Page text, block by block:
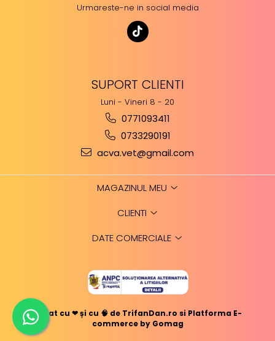
Urmareste-ne in social media
SUPORT CLIENTI
Luni - Vineri 8 - 20
0771093411
0733290191
acva.vet@gmail.com
MAGAZINUL MEU
CLIENTI
DATE COMERCIALE
Creat cu ❤ și cu 🧠 de TrifanDan.ro si Platforma E-
commerce by Gomag